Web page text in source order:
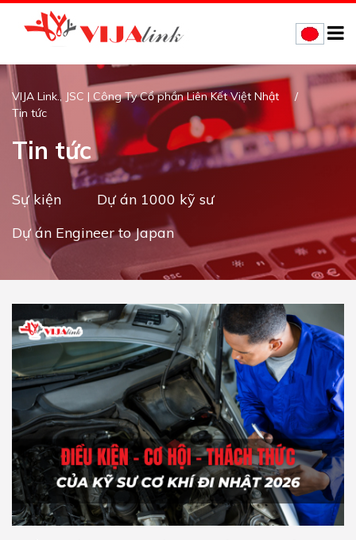
VIJA Link., JSC | Công Ty Cổ phần Liên Kết Việt Nhật
Tin tức
Tin tức
Sự kiện
Dự án 1000 kỹ sư
Dự án Engineer to Japan